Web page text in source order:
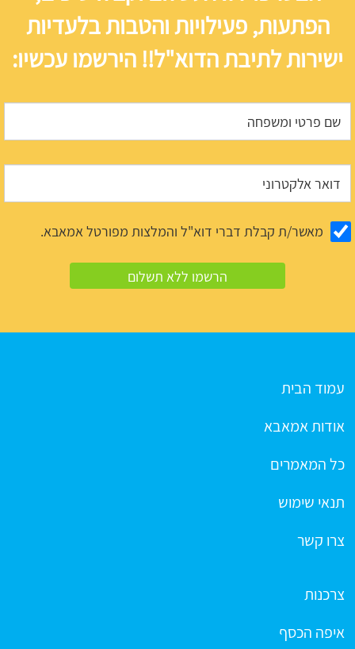
הפתעות, פעילויות והטבות בלעדיות
ישירות לתיבת הדוא"ל!! הירשמו עכשיו:
מאשר/ת קבלת דברי דוא"ל והמלצות מפורטל אמאבא.
עמוד הבית
אודות אמאבא
כל המאמרים
תנאי שימוש
צרו קשר
צרכנות
איפה הכסף